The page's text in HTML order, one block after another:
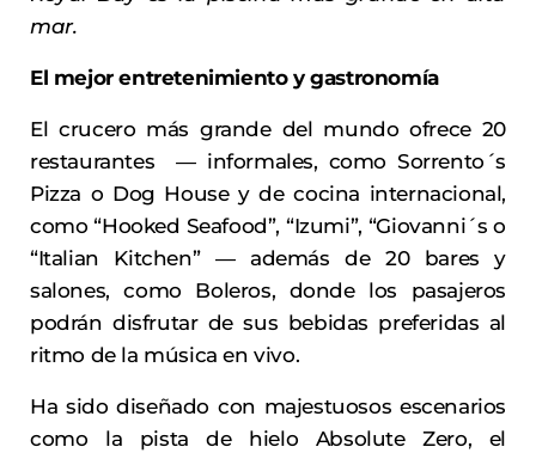
mar.
El mejor entretenimiento y gastronomía
El crucero más grande del mundo ofrece 20
restaurantes―informales, como Sorrento´s
Pizza o Dog House y de cocina internacional,
como “Hooked Seafood”, “Izumi”, “Giovanni´s o
“Italian Kitchen”―además de 20 bares y
salones, como Boleros, donde los pasajeros
podrán disfrutar de sus bebidas preferidas al
ritmo de la música en vivo.
Ha sido diseñado con majestuosos escenarios
como la pista de hielo Absolute Zero, el